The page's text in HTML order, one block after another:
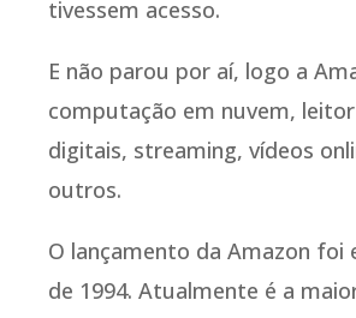
tivessem acesso.
E não parou por aí, logo a
computação em nuvem,
digitais, streaming, vídeos
outros.
O lançamento da Amazon foi
de 1994. Atualmente é a